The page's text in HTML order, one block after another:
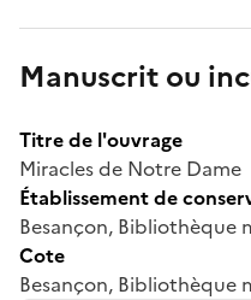
Manuscrit ou
Titre de l'ouvrage
Miracles de Notre Dame
Établissement de
Besançon, Bibliothèque
Cote
Besançon, Bibliothèque